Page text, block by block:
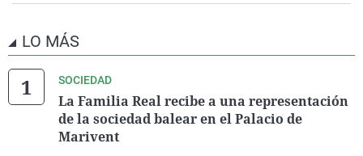
LO MÁS
SOCIEDAD
La Familia Real recibe a una representación
de la sociedad balear en el Palacio de
Marivent